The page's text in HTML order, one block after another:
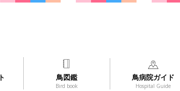
鳥図鑑
Bird book
鳥病院ガイド
Hospital Guide